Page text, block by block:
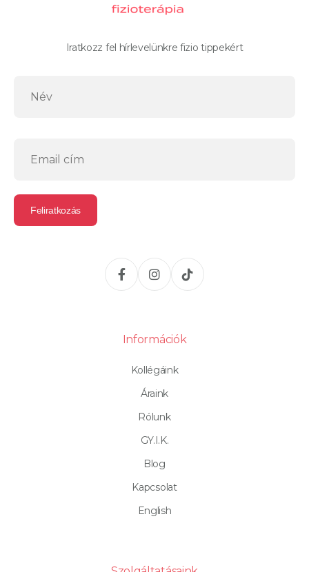
Iratkozz fel hírlevelünkre fizio tippekért
Információk
Kollégáink
Áraink
Rólunk
GY.I.K.
Blog
Kapcsolat
English